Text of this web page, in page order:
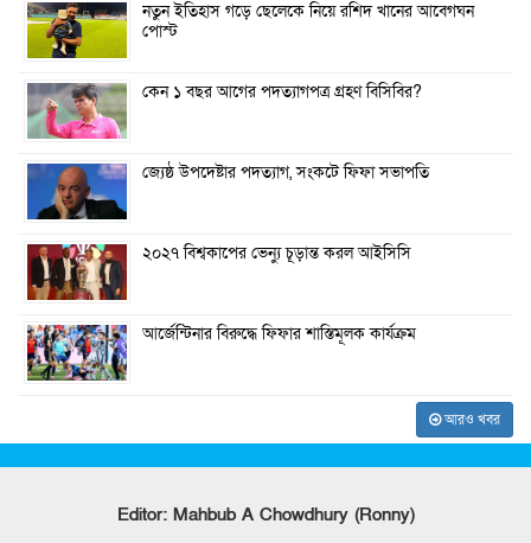
নতুন ইতিহাস গড়ে ছেলেকে নিয়ে রশিদ খানের আবেগঘন
পোস্ট
কেন ১ বছর আগের পদত্যাগপত্র গ্রহণ বিসিবির?
জ্যেষ্ঠ উপদেষ্টার পদত্যাগ, সংকটে ফিফা সভাপতি
২০২৭ বিশ্বকাপের ভেন্যু চূড়ান্ত করল আইসিসি
আর্জেন্টিনার বিরুদ্ধে ফিফার শাস্তিমূলক কার্যক্রম
আরও খবর
Editor: Mahbub A Chowdhury (Ronny)